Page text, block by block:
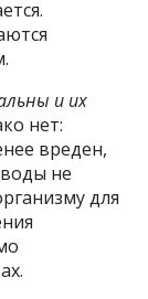
и их
нет:
вреден,
не
для